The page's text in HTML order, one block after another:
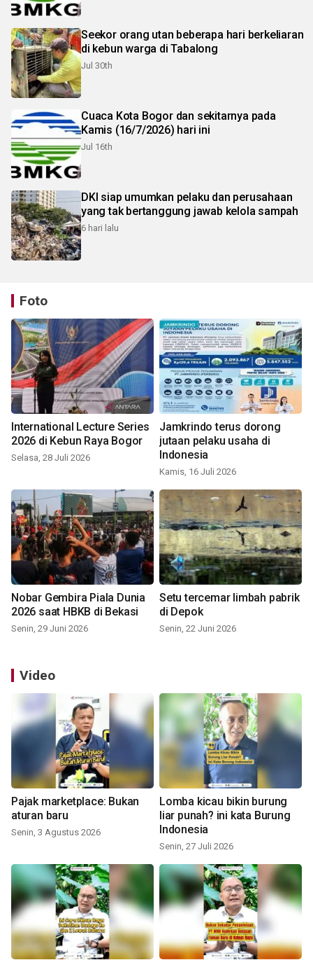
Seekor orang utan beberapa hari berkeliaran
di kebun warga di Tabalong
Jul 30th
Cuaca Kota Bogor dan sekitarnya pada
Kamis (16/7/2026) hari ini
Jul 16th
DKI siap umumkan pelaku dan perusahaan
yang tak bertanggung jawab kelola sampah
6 hari lalu
Foto
International Lecture Series
2026 di Kebun Raya Bogor
Selasa, 28 Juli 2026
Jamkrindo terus dorong
jutaan pelaku usaha di
Indonesia
Kamis, 16 Juli 2026
Nobar Gembira Piala Dunia
2026 saat HBKB di Bekasi
Senin, 29 Juni 2026
Setu tercemar limbah pabrik
di Depok
Senin, 22 Juni 2026
Video
Pajak marketplace: Bukan
aturan baru
Senin, 3 Agustus 2026
Lomba kicau bikin burung
liar punah? ini kata Burung
Indonesia
Senin, 27 Juli 2026